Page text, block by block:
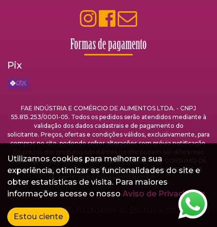
Formas de pagamento
Pix
FAE INDÚSTRIA E COMÉRCIO DE ALIMENTOS LTDA. - CNPJ
55.815.253/0001-05. Todos os pedidos serão atendidos mediante à
validação dos dados cadastrais e de pagamento do
solicitante. Preços, ofertas e condições válidos, exclusivamente, para
compras no site, podendo sofrer alterações sem prévia notificação.
dos preços praticados nas lojas físicas. A VENDA E O CONSUMO DE
BEBIDAS ALCOÓLICAS SÃO PROIBIDOS PARA MENORES DE 18
ANOS. BEBA COM MODERAÇÃO.
Direitos Autorais © Boníssima
Utilizamos cookies para melhorar a sua
experiência, otimizar as funcionalidades do site e
obter estatísticas de visita. Para maiores
informações acesse o nosso Aviso de Privacidade.
Estou ciente